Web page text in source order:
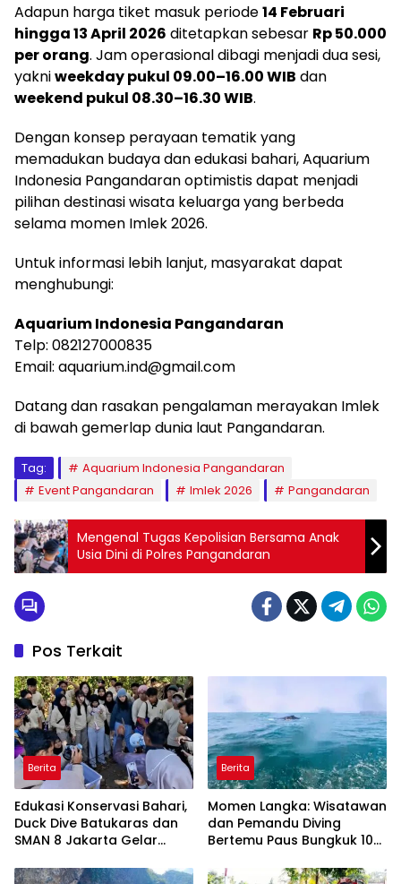
Adapun harga tiket masuk periode14 Februari
hingga 13 April 2026 ditetapkan sebesar Rp 50.000
per orang. Jam operasional dibagi menjadi dua sesi,
yakniweekday pukul 09.00–16.00 WIB dan
weekend pukul 08.30–16.30 WIB.
Dengan konsep perayaan tematik yang
memadukan budaya dan edukasi bahari, Aquarium
Indonesia Pangandaran optimistis dapat menjadi
pilihan destinasi wisata keluarga yang berbeda
selama momen Imlek 2026.
Untuk informasi lebih lanjut, masyarakat dapat
menghubungi:
Aquarium Indonesia Pangandaran
Telp: 082127000835
Email: aquarium.ind@gmail.com
Datang dan rasakan pengalaman merayakan Imlek
di bawah gemerlap dunia laut Pangandaran.
Tag:
Aquarium Indonesia Pangandaran
Event Pangandaran
Imlek 2026 Pangandaran
Mengenal Tugas Kepolisian Bersama Anak
Usia Dini di Polres Pangandaran
Pos Terkait
Berita
Edukasi Konservasi Bahari,
Duck Dive Batukaras dan
SMAN 8 Jakarta Gelar
Karang
Berita
Momen Langka: Wisatawan
dan Pemandu Diving
Bertemu Paus Bungkuk 10